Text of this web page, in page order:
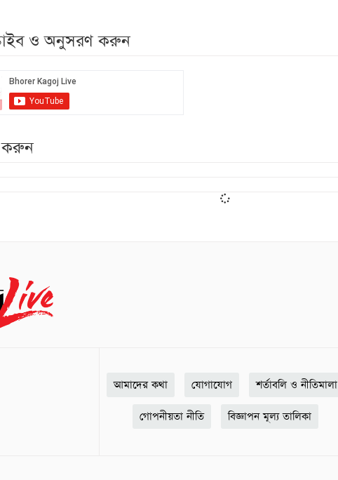
ও অনুসরণ করুন
করুন
আমাদের কথা যোগাযোগ শর্তাবলি ও নীতিমালা
গোপনীয়তা নীতি বিজ্ঞাপন মূল্য তালিকা